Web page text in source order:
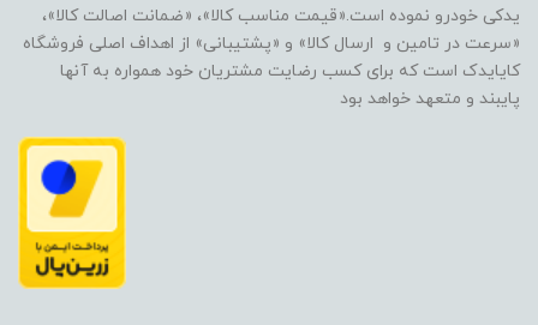
یدکی خودرو نموده است.«قیمت مناسب کالا»، «ضمانت اصالت کالا»،
«سرعت در تامین و ارسال کالا» و «پشتیبانی» از اهداف اصلی فروشگاه
کایایدک است که برای کسب رضایت مشتریان خود همواره به آنها
پایبند و متعهد خواهد بود